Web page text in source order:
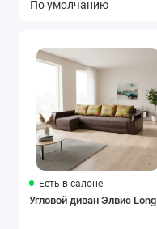
Есть в салоне
Угловой диван Элвис Long